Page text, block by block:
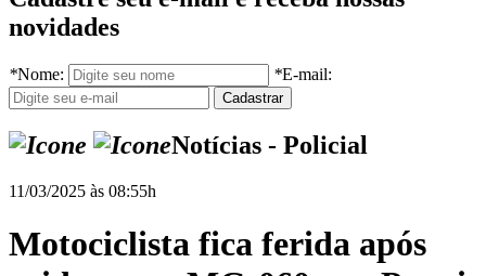
novidades
*Nome: *E-mail:
Notícias - Policial
11/03/2025 às 08:55h
Motociclista fica ferida após